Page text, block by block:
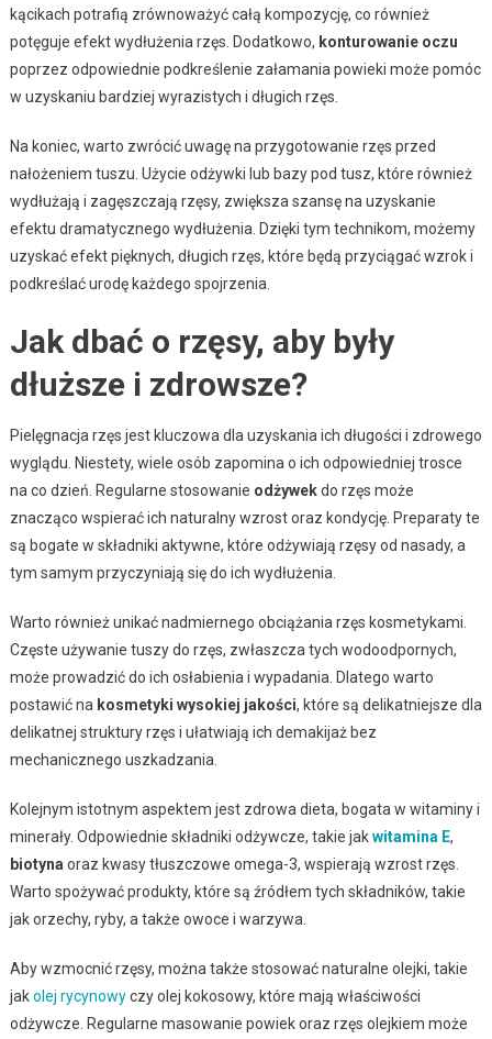
kącikach potrafią zrównoważyć całą kompozycję, co również
potęguje efekt wydłużenia rzęs. Dodatkowo, konturowanie oczu
poprzez odpowiednie podkreślenie załamania powieki może pomóc
w uzyskaniu bardziej wyrazistych i długich rzęs.
Na koniec, warto zwrócić uwagę na przygotowanie rzęs przed
nałożeniem tuszu. Użycie odżywki lub bazy pod tusz, które również
wydłużają i zagęszczają rzęsy, zwiększa szansę na uzyskanie
efektu dramatycznego wydłużenia. Dzięki tym technikom, możemy
uzyskać efekt pięknych, długich rzęs, które będą przyciągać wzrok i
podkreślać urodę każdego spojrzenia.
Jak dbać o rzęsy, aby były
dłuższe i zdrowsze?
Pielęgnacja rzęs jest kluczowa dla uzyskania ich długości i zdrowego
wyglądu. Niestety, wiele osób zapomina o ich odpowiedniej trosce
na co dzień. Regularne stosowanie odżywekdo rzęs może
znacząco wspierać ich naturalny wzrost oraz kondycję. Preparaty te
są bogate w składniki aktywne, które odżywiają rzęsy od nasady, a
tym samym przyczyniają się do ich wydłużenia.
Warto również unikać nadmiernego obciążania rzęs kosmetykami.
Częste używanie tuszy do rzęs, zwłaszcza tych wodoodpornych,
może prowadzić do ich osłabienia i wypadania. Dlatego warto
postawić na kosmetyki wysokiej jakości, które są delikatniejsze dla
delikatnej struktury rzęs i ułatwiają ich demakijaż bez
mechanicznego uszkadzania.
Kolejnym istotnym aspektem jest zdrowa dieta, bogata w witaminy i
minerały. Odpowiednie składniki odżywcze, takie jakwitamina E,
biotyna oraz kwasy tłuszczowe omega-3, wspierają wzrost rzęs.
Warto spożywać produkty, które są źródłem tych składników, takie
jak orzechy, ryby, a także owoce i warzywa.
Aby wzmocnić rzęsy, można także stosować naturalne olejki, takie
jakolej rycynowyczy olej kokosowy, które mają właściwości
odżywcze. Regularne masowanie powiek oraz rzęs olejkiem może